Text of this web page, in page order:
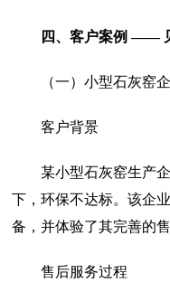
四、客户案例 ——
（一）小型石灰窑
客户背景
某小型石灰窑生产
下，环保不达标。该企
备，并体验了其完善的售
售后服务过程